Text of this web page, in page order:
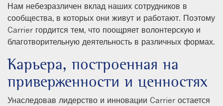
Нам небезразличен вклад наших сотрудников в
сообщества, в которых они живут и работают. Поэтому
Carrier гордится тем, что поощряет волонтерскую и
благотворительную деятельность в различных формах.
Карьера, построенная на
приверженности и ценностях
Унаследовав лидерство и инновации Carrier остается